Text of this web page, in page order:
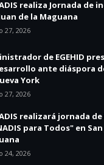
realiza Jornada de
de la Maguana
27, 2026
de EGEHID
ante diáspora
York
27, 2026
realizará jornada
para Todos" en
24, 2026